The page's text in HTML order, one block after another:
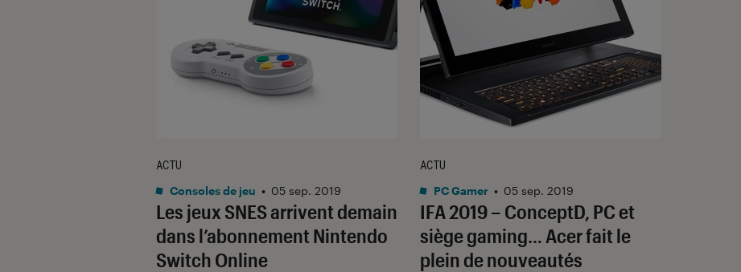
Les jeux SNES arrivent demain
dans l’abonnement Nintendo
Switch Online
ACTU
Consoles de jeu • 05 sep. 2019
IFA 2019 – ConceptD, PC et
siège gaming… Acer fait le
plein de nouveautés
ACTU
PC Gamer • 05 sep. 2019